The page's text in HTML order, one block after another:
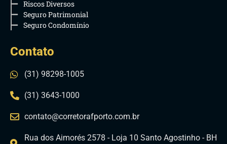
Riscos Diversos
Seguro Patrimonial
Seguro Condomínio
Contato
(31) 98298-1005
(31) 3643-1000
contato@corretorafporto.com.br
Rua dos Aimorés 2578 - Loja 10 Santo Agostinho - BH